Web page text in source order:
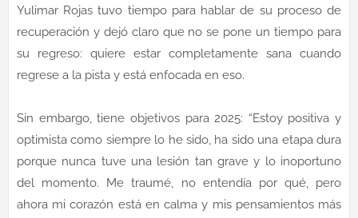
Yulimar Rojas tuvo tiempo para hablar de su proceso de
recuperación y dejó claro que no se pone un tiempo para
su regreso: quiere estar completamente sana cuando
regrese a la pista y está enfocada en eso.
Sin embargo, tiene objetivos para 2025: “Estoy positiva y
optimista como siempre lo he sido, ha sido una etapa dura
porque nunca tuve una lesión tan grave y lo inoportuno
del momento. Me traumé, no entendía por qué, pero
ahora mi corazón está en calma y mis pensamientos más